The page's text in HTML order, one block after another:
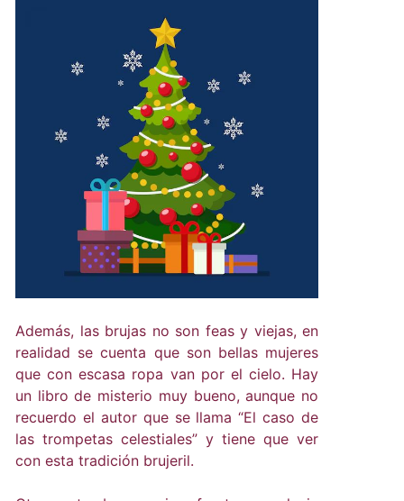
Además, las brujas no son feas y viejas, en
realidad se cuenta que son bellas mujeres
que con escasa ropa van por el cielo. Hay
un libro de misterio muy bueno, aunque no
recuerdo el autor que se llama “El caso de
las trompetas celestiales” y tiene que ver
con esta tradición brujeril.